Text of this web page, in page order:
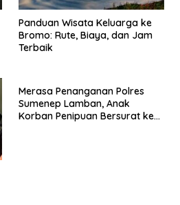
Panduan Wisata Keluarga ke
Bromo: Rute, Biaya, dan Jam
Terbaik
Merasa Penanganan Polres
Sumenep Lamban, Anak
Korban Penipuan Bersurat ke